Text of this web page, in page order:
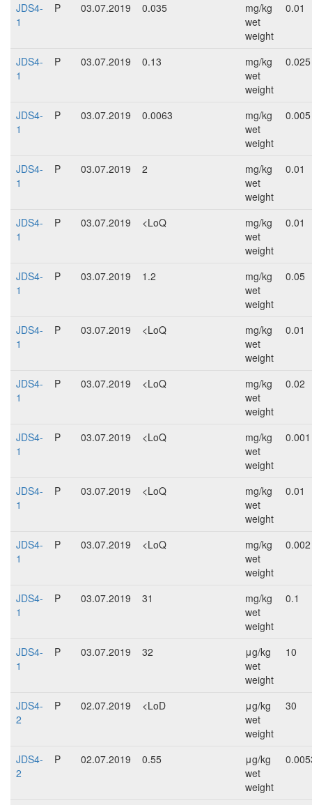
JDS4-
1
P 03.07.2019 0.035
mg/kg
wet
weight
0.01
JDS4-
1
P 03.07.2019 0.13
mg/kg
wet
weight
0.025
JDS4-
1
P 03.07.2019 0.0063
mg/kg
wet
weight
0.005
JDS4-
1
P 03.07.2019 2
mg/kg
wet
weight
0.01
JDS4-
1
P 03.07.2019 <LoQ
mg/kg
wet
weight
0.01
JDS4-
1
P 03.07.2019 1.2
mg/kg
wet
weight
0.05
JDS4-
1
P 03.07.2019 <LoQ
mg/kg
wet
weight
0.01
JDS4-
1
P 03.07.2019 <LoQ
mg/kg
wet
weight
0.02
JDS4-
1
P 03.07.2019 <LoQ
mg/kg
wet
weight
0.001
JDS4-
1
P 03.07.2019 <LoQ
mg/kg
wet
weight
0.01
JDS4-
1
P 03.07.2019 <LoQ
mg/kg
wet
weight
0.002
JDS4-
1
P 03.07.2019 31
mg/kg
wet
weight
0.1
JDS4-
1
P 03.07.2019 32
μg/kg
wet
weight
10
JDS4-
2
P 02.07.2019 <LoD
μg/kg
wet
weight
30
JDS4-
2
P 02.07.2019 0.55
μg/kg
wet
weight